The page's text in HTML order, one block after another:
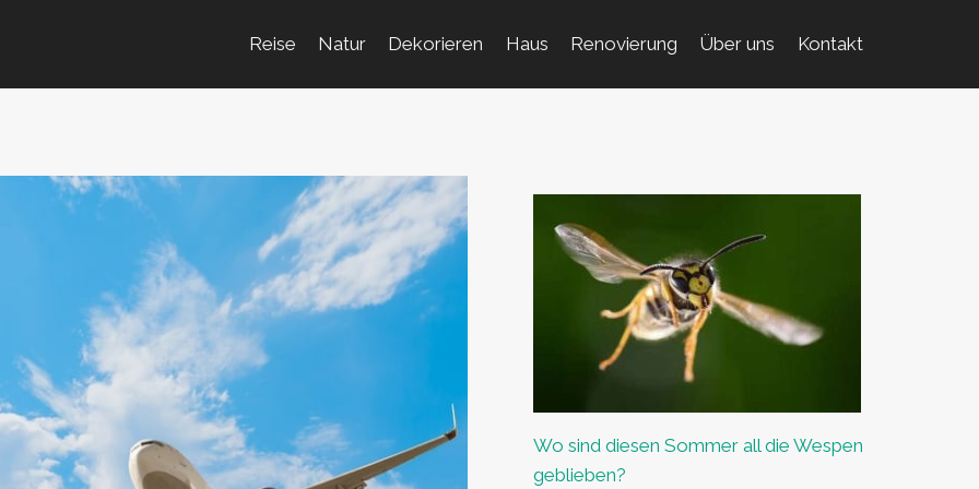
Reise Natur Dekorieren Haus Renovierung Über uns Kontakt
Wo sind diesen Sommer all die Wespen
geblieben?